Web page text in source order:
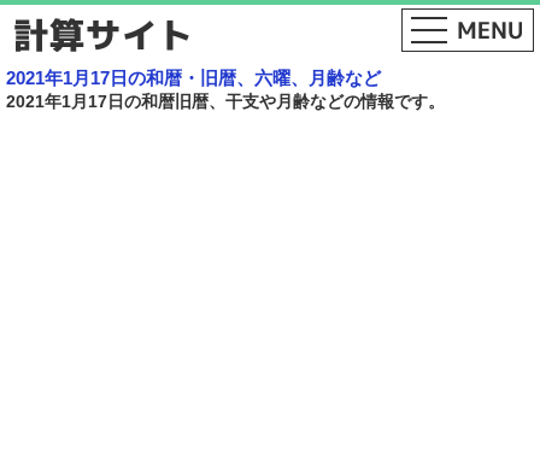
2021年1月17日の和暦・旧暦、六曜、月齢など
2021年1月17日の和暦旧暦、干支や月齢などの情報です。